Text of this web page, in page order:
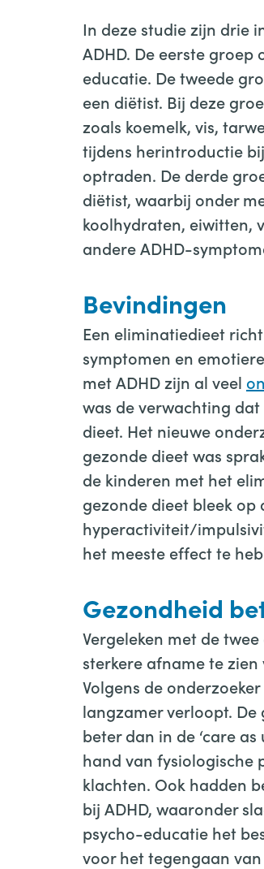
In deze studie zijn drie
ADHD. De eerste groep
educatie. De tweede
een diëtist. Bij deze
zoals koemelk, vis,
tijdens herintroductie
optraden. De derde
diëtist, waarbij onder
koolhydraten, eiwitten,
andere ADHD-
Bevindingen
Een eliminatiedieet
symptomen en
met ADHD zijn al veel
was de verwachting
dieet. Het nieuwe
gezonde dieet was
de kinderen met het
gezonde dieet bleek op
hyperactiviteit/
het meeste effect te
Gezondheid
Vergeleken met de
sterkere afname te
Volgens de
langzamer verloopt.
beter dan in de ‘care
hand van fysiologische
klachten. Ook hadden
bij ADHD, waaronder
psycho-educatie het
voor het tegengaan